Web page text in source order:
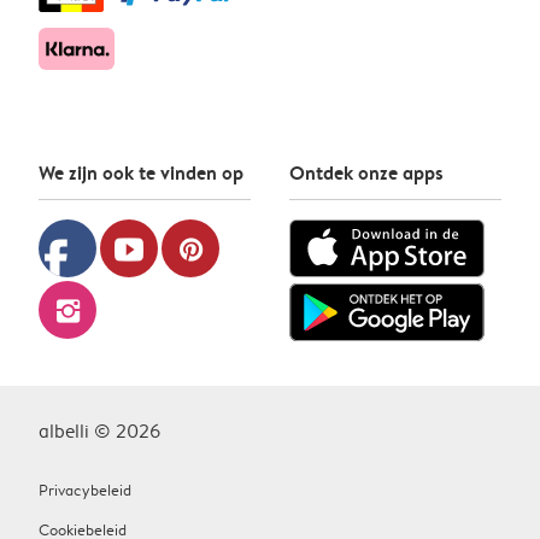
We zijn ook te vinden op
facebook youtube pinterest
instagram
Ontdek onze apps
albelli © 2026
Privacybeleid
Cookiebeleid